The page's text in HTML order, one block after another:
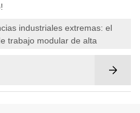
industriales extremas: el
trabajo modular de alta